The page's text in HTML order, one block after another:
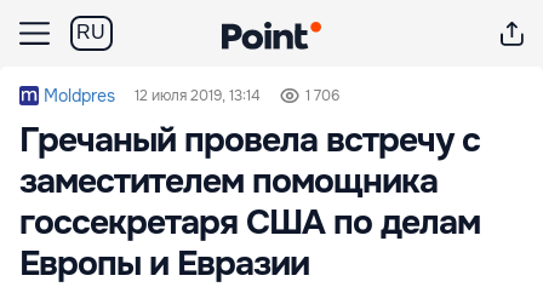
RU
Moldpres 12 июля 2019, 13:14 1 706
Гречаный провела встречу с
заместителем помощника
госсекретаря США по делам
Европы и Евразии